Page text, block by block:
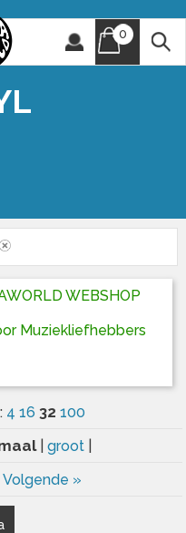
0
WEBSHOP
Muziekliefhebbers
4 16 32 100
groot
Volgende »